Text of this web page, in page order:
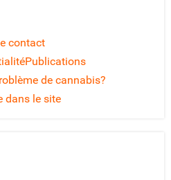
contact
Publications
de cannabis?
dans le site